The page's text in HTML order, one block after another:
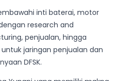
inti baterai, motor
research and
penjualan, hingga
jaringan penjualan dan
DFSK.